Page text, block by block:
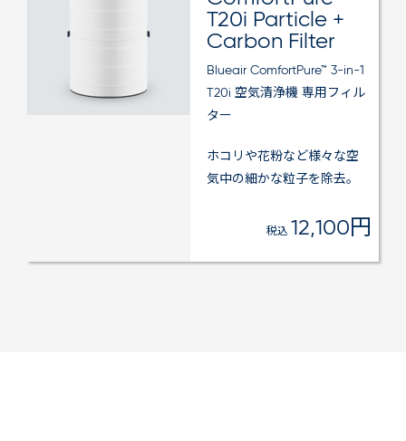
T20i Particle +
Carbon Filter
Blueair ComfortPure™ 3-in-1
T20i 空気清浄機 専用フィル
ター
ホコリや花粉など様々な空
気中の細かな粒子を除去。
税込 12,100円